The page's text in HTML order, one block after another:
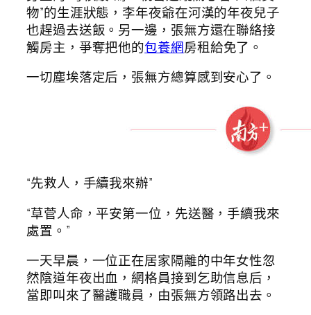
物”的生涯狀態，李年夜爺在河漢的年夜兒子
也趕過去送飯。另一邊，張無方還在聯絡接
觸房主，爭奪把他的包養網房租給免了。
一切塵埃落定后，張無方總算感到安心了。
“先救人，手續我來辦”
“草菅人命，平安第一位，先送醫，手續我來
處置。”
一天早晨，一位正在居家隔離的中年女性忽
然陰道年夜出血，網格員接到乞助信息后，
當即叫來了醫護職員，由張無方領路出去。